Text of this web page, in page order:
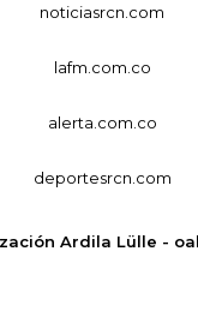
noticiasrcn.com
lafm.com.co
alerta.com.co
deportesrcn.com
Ardila Lülle -